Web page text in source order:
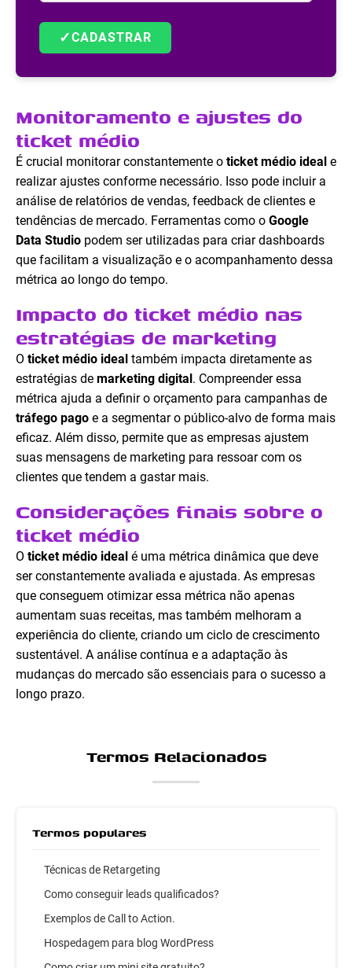
✓CADASTRAR
Monitoramento e ajustes do
ticket médio
É crucial monitorar constantemente o ticket médio ideal e
realizar ajustes conforme necessário. Isso pode incluir a
análise de relatórios de vendas, feedback de clientes e
tendências de mercado. Ferramentas como o Google
Data Studio podem ser utilizadas para criar dashboards
que facilitam a visualização e o acompanhamento dessa
métrica ao longo do tempo.
Impacto do ticket médio nas
estratégias de marketing
O ticket médio ideal também impacta diretamente as
estratégias de marketing digital . Compreender essa
métrica ajuda a definir o orçamento para campanhas de
tráfego pago e a segmentar o público-alvo de forma mais
eficaz. Além disso, permite que as empresas ajustem
suas mensagens de marketing para ressoar com os
clientes que tendem a gastar mais.
Considerações finais sobre o
ticket médio
O ticket médio ideal é uma métrica dinâmica que deve
ser constantemente avaliada e ajustada. As empresas
que conseguem otimizar essa métrica não apenas
aumentam suas receitas, mas também melhoram a
experiência do cliente, criando um ciclo de crescimento
sustentável. A análise contínua e a adaptação às
mudanças do mercado são essenciais para o sucesso a
longo prazo.
Termos Relacionados
Termos populares
Técnicas de Retargeting
Como conseguir leads qualificados?
Exemplos de Call to Action.
Hospedagem para blog WordPress